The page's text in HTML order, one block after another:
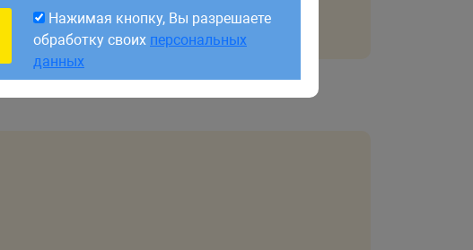
данных
Нажимая кнопку, Вы разрешаете
обработку своих персональных
данных